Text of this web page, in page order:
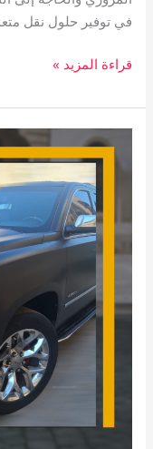
في توفير حلول نقل
قراءة المزيد »
تاكسي
القرين